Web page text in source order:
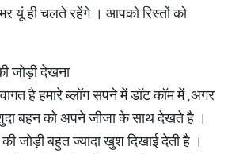
यूं ही चलते रहेंगे । आपको रिस्तों को
जोड़ी देखना
है हमारे ब्लॉग सपने में डॉट कॉम में ,अगर
बहन को अपने जीजा के साथ देखते है ।
जोड़ी बहुत ज्यादा खुश दिखाई देती है ।